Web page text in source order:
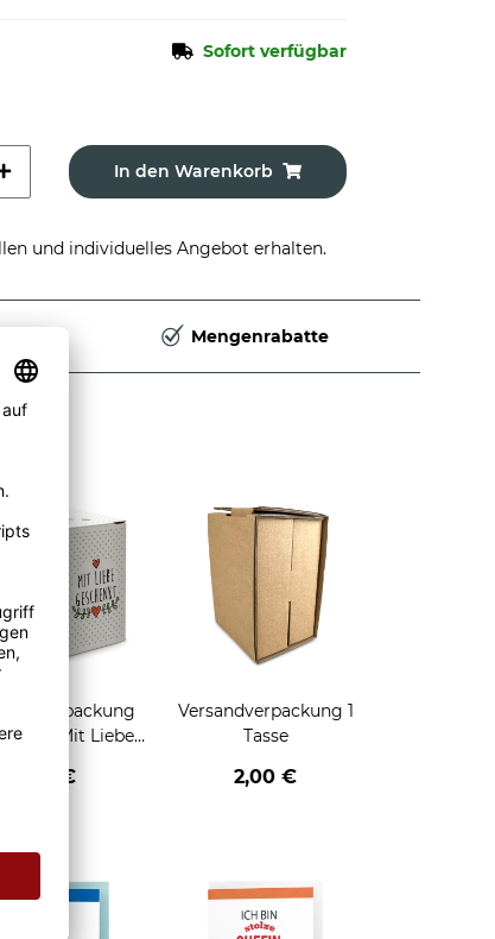
Sofort verfügbar
In den Warenkorb
und individuelles Angebot erhalten.
Mengenrabatte
- Mit Liebe
2,95 €
Versandverpackung 1
Tasse
2,00 €